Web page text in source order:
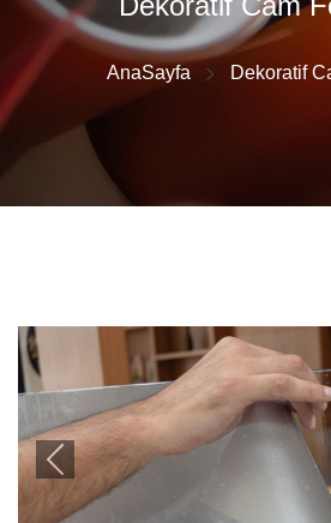
AnaSayfa Dekoratif
Previous